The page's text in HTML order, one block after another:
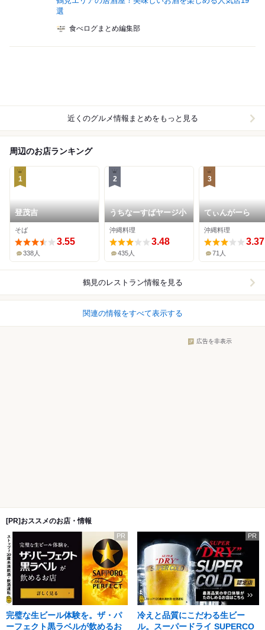
選
食べログまとめ編集部
近くのグルメ情報まとめをもっと見る
周辺のお店ランキング
1
登茂吉
そば
3.55
338人
2
うちなーすばヤージ小
沖縄料理
3.48
435人
3
てぃんがーら
沖縄料理
3.37
71人
鶴見のレストラン情報を見る
関連の情報をすべて表示する
広告を非表示
[PR]おススメのお店・情報
PR
完璧な生ビール体験を。ザ・パ
ーフェクト黒ラベルが飲めるお
PR
冷えと品質にこだわる生ビー
ル。スーパードライ SUPERCO